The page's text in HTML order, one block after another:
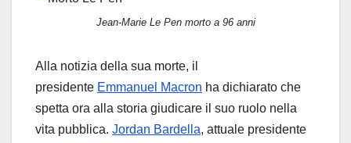
Jean-Marie Le Pen morto a 96 anni
Alla notizia della sua morte, il
presidente Emmanuel Macron ha dichiarato che
spetta ora alla storia giudicare il suo ruolo nella
vita pubblica. Jordan Bardella, attuale presidente